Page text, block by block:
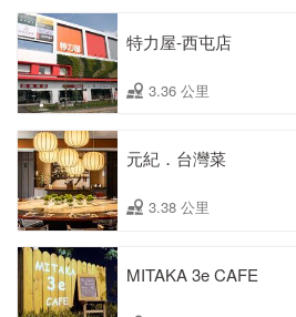
特力屋-西屯店
3.36 公里
元紀．台灣菜
3.38 公里
MITAKA 3e CAFE